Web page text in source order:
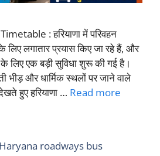
: हरियाणा में परिवहन
लिए लगातार प्रयास किए जा रहे हैं, और
लिए एक बड़ी सुविधा शुरू की गई है।
भीड़ और धार्मिक स्थलों पर जाने वाले
हुए हरियाणा … Read more
Haryana roadways bus